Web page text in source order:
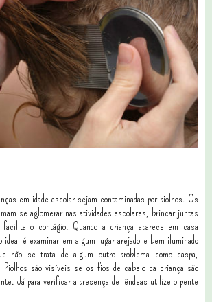
em idade escolar sejam contaminadas por piolhos. Os
se aglomerar nas atividades escolares, brincar juntas
o contágio. Quando a criança aparece em casa
ideal é examinar em algum lugar arejado e bem iluminado
não se trata de algum outro problema como caspa,
são visíveis se os fios de cabelo da criança são
Já para verificar a presença de lêndeas utilize o pente